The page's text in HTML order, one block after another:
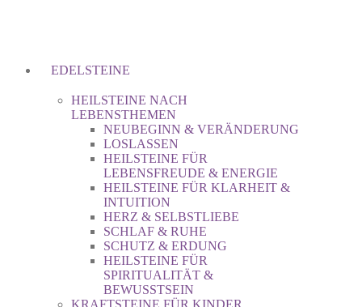
EDELSTEINE
HEILSTEINE NACH
LEBENSTHEMEN
NEUBEGINN & VERÄNDERUNG
LOSLASSEN
HEILSTEINE FÜR
LEBENSFREUDE & ENERGIE
HEILSTEINE FÜR KLARHEIT &
INTUITION
HERZ & SELBSTLIEBE
SCHLAF & RUHE
SCHUTZ & ERDUNG
HEILSTEINE FÜR
SPIRITUALITÄT &
BEWUSSTSEIN
KRAFTSTEINE FÜR KINDER